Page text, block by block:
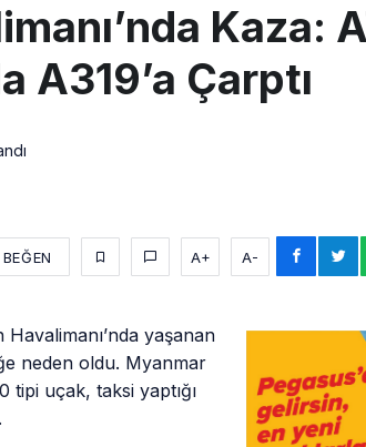
Kaza:
A319’a Çarptı
BEĞEN A+ A-
yaşanan
neden oldu. Myanmar
tipi uçak, taksi yaptığı